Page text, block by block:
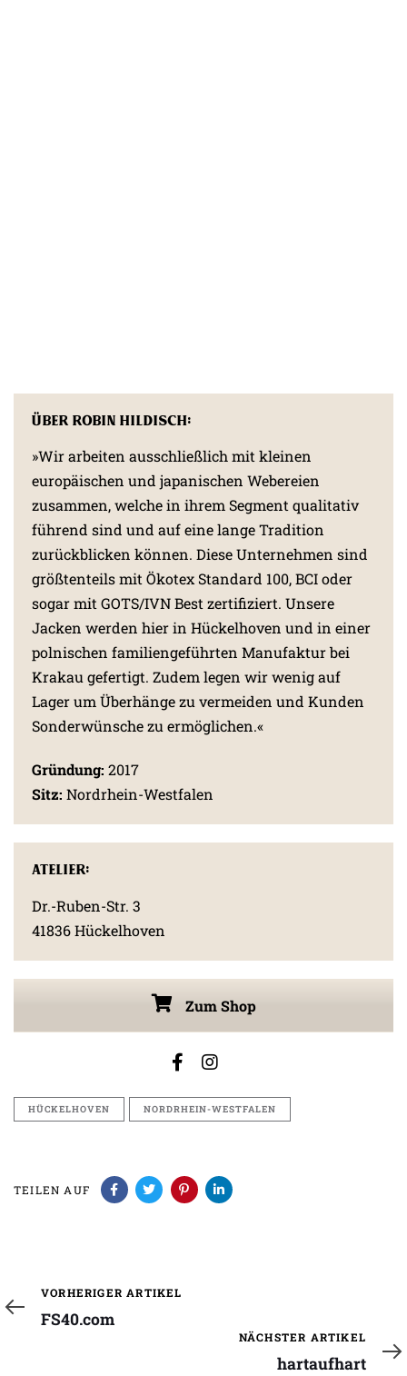
Über Robin Hildisch:
»Wir arbeiten ausschließlich mit kleinen
europäischen und japanischen Webereien
zusammen, welche in ihrem Segment qualitativ
führend sind und auf eine lange Tradition
zurückblicken können. Diese Unternehmen sind
größtenteils mit Ökotex Standard 100, BCI oder
sogar mit GOTS/IVN Best zertifiziert. Unsere
Jacken werden hier in Hückelhoven und in einer
polnischen familiengeführten Manufaktur bei
Krakau gefertigt. Zudem legen wir wenig auf
Lager um Überhänge zu vermeiden und Kunden
Sonderwünsche zu ermöglichen.«
Gründung: 2017
Sitz: Nordrhein-Westfalen
Atelier:
Dr.-Ruben-Str. 3
41836 Hückelhoven
Zum Shop
HÜCKELHOVEN NORDRHEIN-WESTFALEN
TEILEN AUF
Vorheriger
Artikel
VORHERIGER ARTIKEL
FS40.com
Nächster
Artikel
NÄCHSTER ARTIKEL
hartaufhart